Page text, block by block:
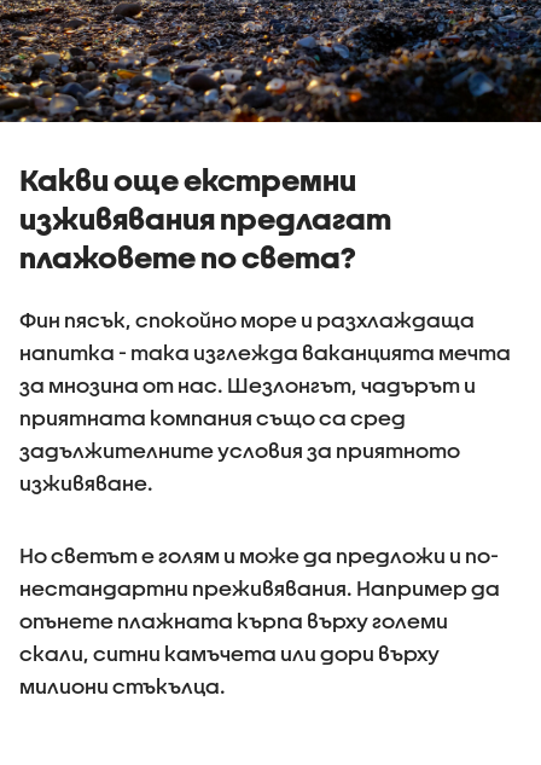
Какви още екстремни
изживявания предлагат
плажовете по света?
Фин пясък, спокойно море и разхлаждаща
напитка - така изглежда ваканцията мечта
за мнозина от нас. Шезлонгът, чадърът и
приятната компания също са сред
задължителните условия за приятното
изживяване.
Но светът е голям и може да предложи и по-
нестандартни преживявания. Например да
опънете плажната кърпа върху големи
скали, ситни камъчета или дори върху
милиони стъкълца.